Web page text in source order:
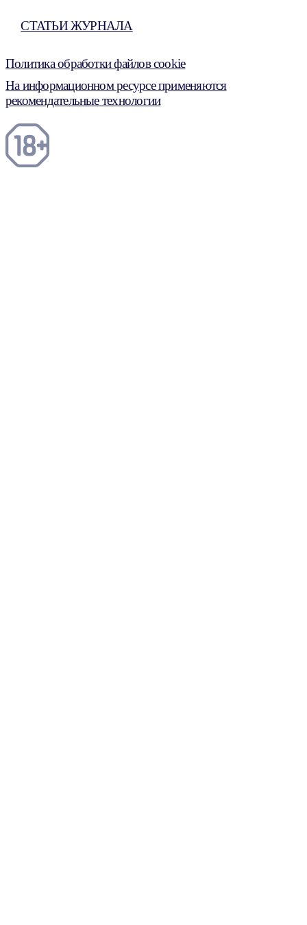
СТАТЬИ ЖУРНАЛА
Политика обработки файлов cookie
На информационном ресурсе применяются
рекомендательные технологии